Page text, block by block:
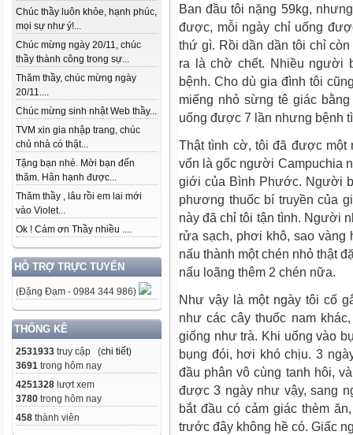
Chúc thầy luôn khỏe, hạnh phúc,
mọi sự như ý!...
Chúc mừng ngày 20/11, chúc
thầy thành công trong sự...
Thăm thầy, chúc mừng ngày
20/11....
Chúc mừng sinh nhật Web thầy...
TVM xin gia nhập trang, chúc
chủ nhà có thật...
Tặng bạn nhé. Mời bạn đến
thăm. Hân hạnh được...
Thăm thầy , lâu rồi em lai mới
vào Violet...
Ok ! Cám ơn Thầy nhiều ....
HỖ TRỢ TRỰC TUYẾN
(Đặng Đạm - 0984 344 986)
THỐNG KÊ
2531933 truy cập (chi tiết)
3691 trong hôm nay
4251328 lượt xem
3780 trong hôm nay
458 thành viên
Ban đầu tôi nặng 59kg,
được, mỗi ngày chỉ uống
thứ gì. Rồi dần dần tôi chỉ
ra là chờ chết. Nhiều người
bệnh. Cho dù gia đình tôi
miếng nhỏ sừng tê giác
uống được 7 lần nhưng bệnh
Thật tình cờ, tôi đã được
vốn là gốc người Campuchia
giới của Bình Phước. Người
phương thuốc bí truyền của
này đã chỉ tôi tận tình. Người
rửa sạch, phơi khô, sao vàng
nấu thành một chén nhỏ thật
nấu loãng thêm 2 chén nữa.
Như vậy là một ngày tôi cố
như các cây thuốc nam
giống như trà. Khi uống vào
bụng đói, hơi khó chịu. 3
đầu phân vô cùng tanh hôi,
được 3 ngày như vậy, sang
bắt đầu có cảm giác thèm
trước đây không hề có. Giấc